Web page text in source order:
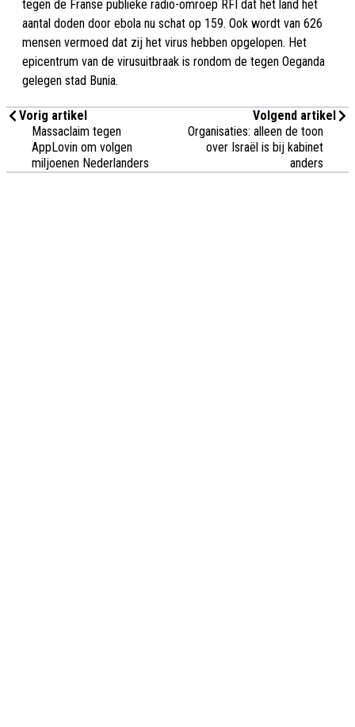
tegen de Franse publieke radio-omroep RFI dat het land het
aantal doden door ebola nu schat op 159. Ook wordt van 626
mensen vermoed dat zij het virus hebben opgelopen. Het
epicentrum van de virusuitbraak is rondom de tegen Oeganda
gelegen stad Bunia.
Vorig artikel
Massaclaim tegen
AppLovin om volgen
miljoenen Nederlanders
Volgend artikel
Organisaties: alleen de toon
over Israël is bij kabinet
anders